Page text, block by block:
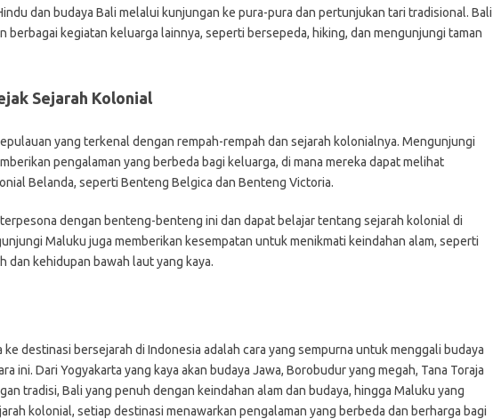
dan budaya Bali melalui kunjungan ke pura-pura dan pertunjukan tari tradisional. Bali
berbagai kegiatan keluarga lainnya, seperti bersepeda, hiking, dan mengunjungi taman
Sejarah Kolonial
yang terkenal dengan rempah-rempah dan sejarah kolonialnya. Mengunjungi
pengalaman yang berbeda bagi keluarga, di mana mereka dapat melihat
Belanda, seperti Benteng Belgica dan Benteng Victoria.
dengan benteng-benteng ini dan dapat belajar tentang sejarah kolonial di
Maluku juga memberikan kesempatan untuk menikmati keindahan alam, seperti
dan kehidupan bawah laut yang kaya.
ke destinasi bersejarah di Indonesia adalah cara yang sempurna untuk menggali budaya
ini. Dari Yogyakarta yang kaya akan budaya Jawa, Borobudur yang megah, Tana Toraja
tradisi, Bali yang penuh dengan keindahan alam dan budaya, hingga Maluku yang
kolonial, setiap destinasi menawarkan pengalaman yang berbeda dan berharga bagi